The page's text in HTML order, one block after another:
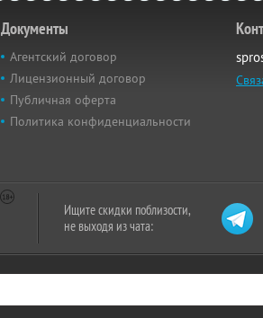
Документы
Агентский договор
Лицензионный договор
Публичная оферта
Политика конфиденциальности
Ищите скидки поблизости,
не выходя из чата: